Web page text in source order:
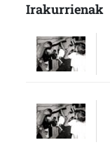
Irakurrienak